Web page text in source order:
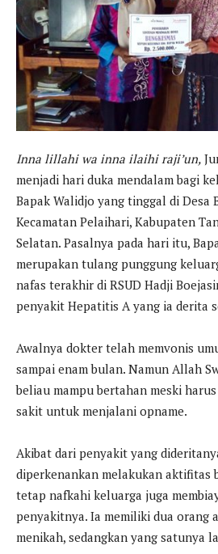
Inna lillahi wa inna ilaihi raji’un,
menjadi hari duka mendalam bagi
Bapak Walidjo yang tinggal di Desa
Kecamatan Pelaihari, Kabupaten
Selatan. Pasalnya pada hari itu,
merupakan tulang punggung
nafas terakhir di RSUD Hadji
penyakit Hepatitis A yang ia derita
Awalnya dokter telah memvonis
sampai enam bulan. Namun Allah
beliau mampu bertahan meski
sakit untuk menjalani opname.
Akibat dari penyakit yang
diperkenankan melakukan aktifitas
tetap nafkahi keluarga juga
penyakitnya. Ia memiliki dua orang
menikah, sedangkan yang satunya